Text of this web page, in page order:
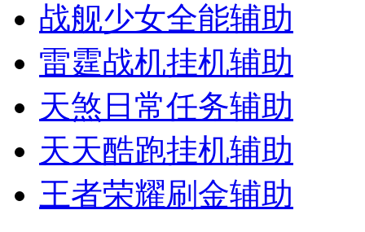
战舰少女全能辅助
雷霆战机挂机辅助
天煞日常任务辅助
天天酷跑挂机辅助
王者荣耀刷金辅助